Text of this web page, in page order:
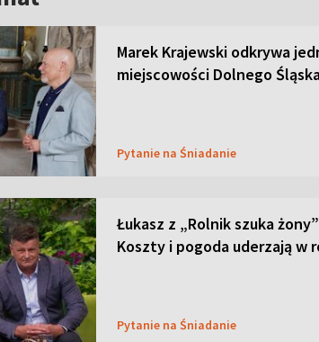
Marek Krajewski odkrywa
miejscowości Dolnego
Pytanie na Śniadanie
Łukasz z „Rolnik szuka
Koszty i pogoda uderzają w
Pytanie na Śniadanie